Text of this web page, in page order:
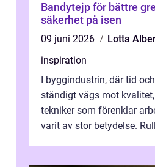
Bandytejp för bättre
säkerhet på isen
09 juni 2026
Lotta
inspiration
I byggindustrin, där tid
ständigt vägs mot
tekniker som förenklar
varit av stor betydelse.